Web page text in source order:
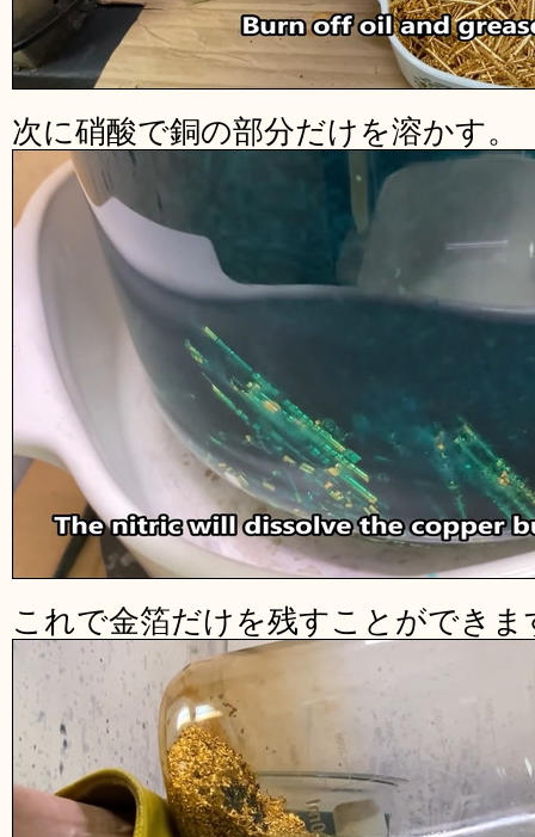
次に硝酸で銅の部分だけを溶かす。
これで金箔だけを残すことができま